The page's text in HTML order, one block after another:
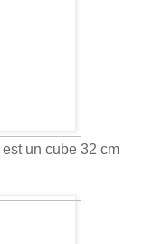
est un cube 32 cm